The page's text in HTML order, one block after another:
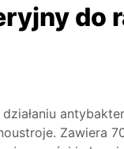
do
Zawiera